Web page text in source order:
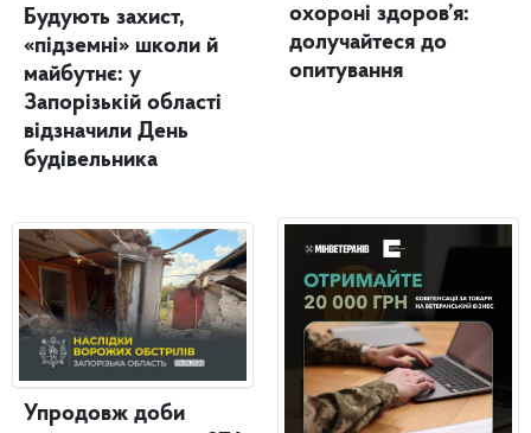
Будують захист,
«підземні» школи й
майбутнє: у
Запорізькій області
відзначили День
будівельника
Упродовж доби
охороні здоров’я:
долучайтеся до
опитування